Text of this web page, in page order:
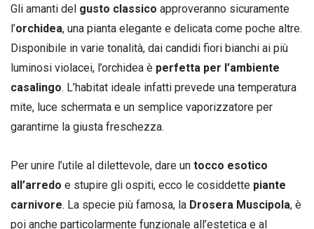
Gli amanti del gusto classico approveranno sicuramente
l’orchidea, una pianta elegante e delicata come poche altre.
Disponibile in varie tonalità, dai candidi fiori bianchi ai più
luminosi violacei, l’orchidea è perfetta per l’ambiente
casalingo. L’habitat ideale infatti prevede una temperatura
mite, luce schermata e un semplice vaporizzatore per
garantirne la giusta freschezza.
Per unire l’utile al dilettevole, dare un tocco esotico
all’arredo e stupire gli ospiti, ecco le cosiddette piante
carnivore. La specie più famosa, la Drosera Muscipola, è
poi anche particolarmente funzionale all’estetica e al